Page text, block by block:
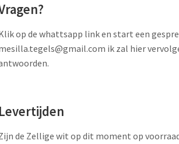
op de whattsapp link en start een
ik zal hier
Levertijden
de Zellige wit op dit moment op